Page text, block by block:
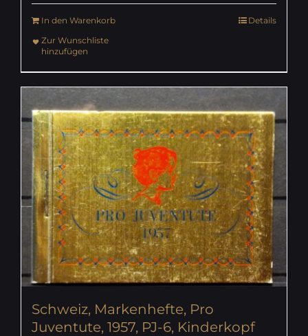
In den Warenkorb
Details
Zur Wunschliste
hinzufügen
Schweiz, Markenhefte, Pro
Juventute, 1957, PJ-6, Kinderkopf